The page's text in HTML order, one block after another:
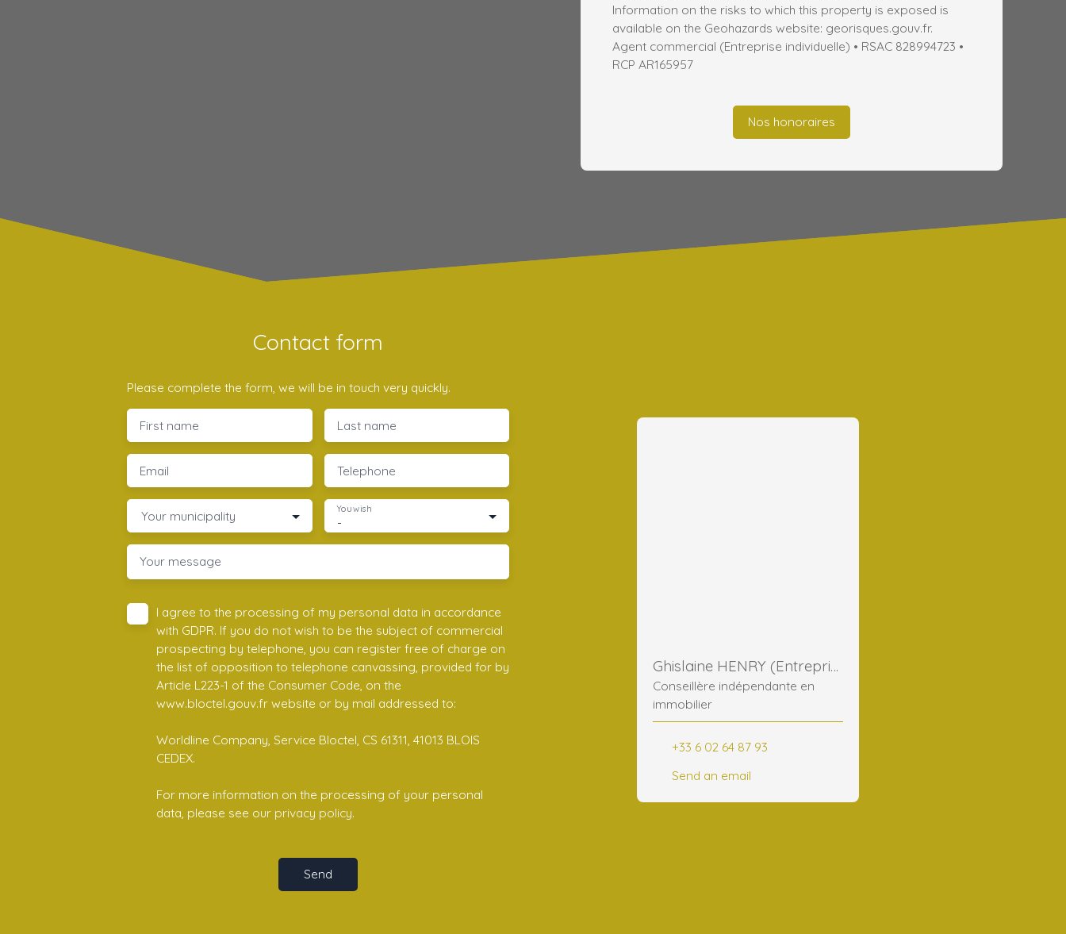
Information on the risks to which this property is exposed is
available on the Geohazards website: georisques.gouv.fr.
Agent commercial (Entreprise individuelle) • RSAC 828994723 •
RCP AR165957
Nos honoraires
Contact form
Please complete the form, we will be in touch very quickly.
First name Last name
Email Telephone
Your municipality -
You wish
Your message
I agree to the processing of my personal data in accordance
with GDPR. If you do not wish to be the subject of commercial
prospecting by telephone, you can register free of charge on
the list of opposition to telephone canvassing, provided for by
Article L223-1 of the Consumer Code, on the
www.bloctel.gouv.fr website or by mail addressed to:
Worldline Company, Service Bloctel, CS 61311, 41013 BLOIS
CEDEX.
For more information on the processing of your personal
data, please see our privacy policy.
Send
Ghislaine HENRY (Entreprise)
Conseillère indépendante en
immobilier
+33 6 02 64 87 93
Send an email